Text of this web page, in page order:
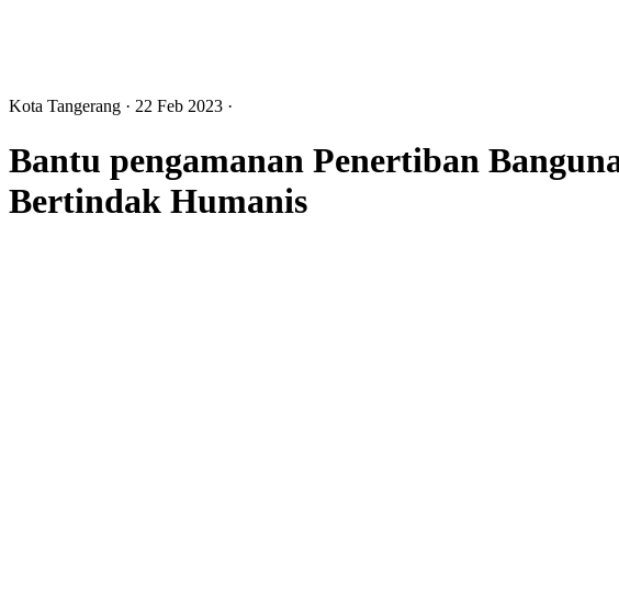
Kota Tangerang · 22 Feb 2023 ·
Bantu pengamanan Penertiban
Bertindak Humanis